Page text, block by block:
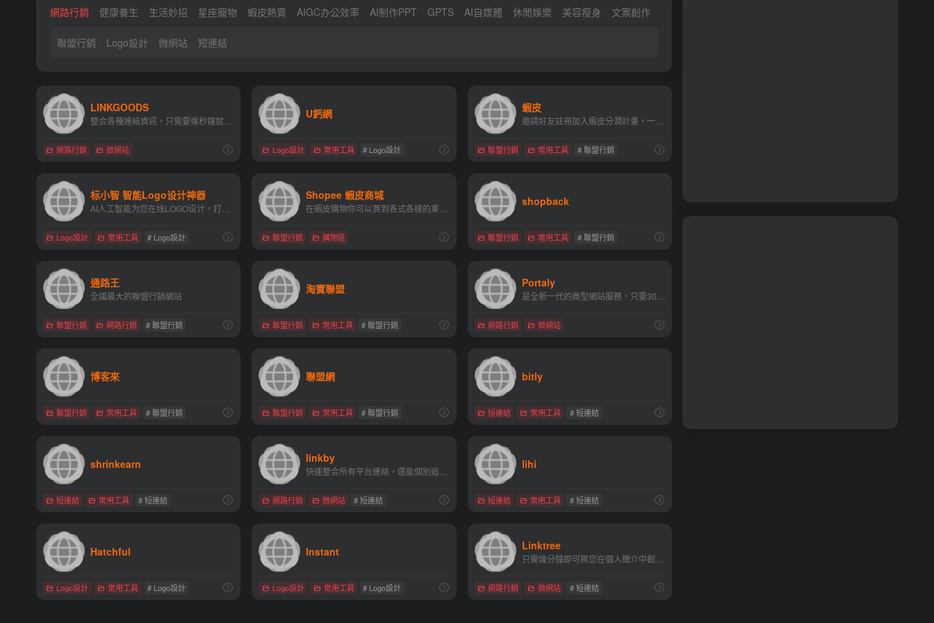
網路行銷 健康養生 生活妙招 星座寵物 蝦皮熱賣 AIGC办公效率 AI制作PPT GPTS AI自媒體 休閒娛樂 美容瘦身 文案創作
聯盟行銷 Logo設計 微網站 短連結
LINKGOODS
網路行銷 微網站
U鈣網
Logo設計 常用工具 # Logo設計
蝦皮
邀請好友註冊加入蝦皮分潤計畫，一起賺現金回饋
聯盟行銷 常用工具 # 聯盟行銷
标小智 智能Logo设计神器
Logo設計 常用工具 # Logo設計
Shopee 蝦皮商城
聯盟行銷 購物區
shopback
聯盟行銷 常用工具 # 聯盟行銷
通路王
全國最大的聯盟行銷網站
聯盟行銷 網路行銷 # 聯盟行銷
淘寶聯盟
聯盟行銷 常用工具 # 聯盟行銷
Portaly
網路行銷 微網站
博客來
聯盟行銷 常用工具 # 聯盟行銷
聯盟網
聯盟行銷 常用工具 # 聯盟行銷
bitly
短連結 常用工具 # 短連結
shrinkearn
短連結 常用工具 # 短連結
linkby
網路行銷 微網站 # 短連結
lihi
短連結 常用工具 # 短連結
Hatchful
Logo設計 常用工具 # Logo設計
Instant
Logo設計 常用工具 # Logo設計
Linktree
網路行銷 微網站 # 短連結